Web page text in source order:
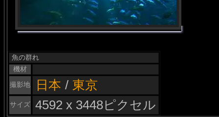
魚の群れ
機材
撮影地
日本 / 東京
サイズ 4592 x 3448ピクセル